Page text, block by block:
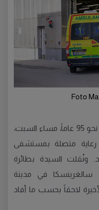
Foto
توفيت امرأة مسنة تبلغ من العمر نحو 95 عاماً، مساء السبت،
رعاية متصلة بمستشفى
ونُقلت السيدة بطائرة
في مدينة
لاحقاً بحسب ما أفاد